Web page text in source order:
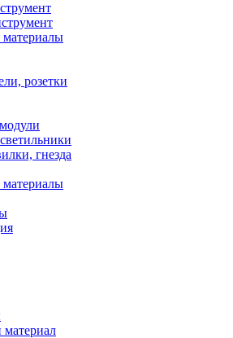
материалы
розетки
гнезда
материалы
материал